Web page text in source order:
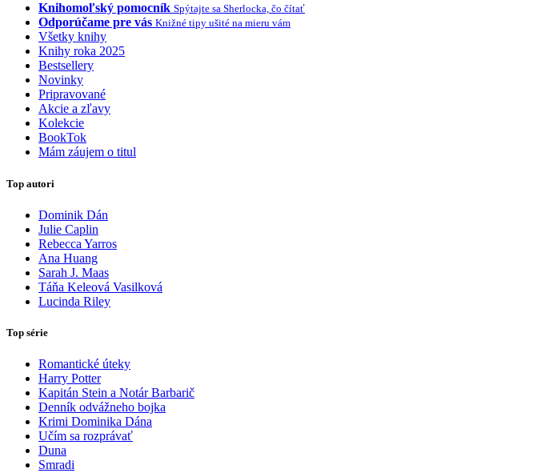
Knihomoľský pomocník Spýtajte sa Sherlocka, čo čítať
Odporúčame pre vás Knižné tipy ušité na mieru vám
Všetky knihy
Knihy roka 2025
Bestsellery
Novinky
Pripravované
Akcie a zľavy
Kolekcie
BookTok
Mám záujem o titul
Top autori
Dominik Dán
Julie Caplin
Rebecca Yarros
Ana Huang
Sarah J. Maas
Táňa Keleová Vasilková
Lucinda Riley
Top série
Romantické úteky
Harry Potter
Kapitán Stein a Notár Barbarič
Denník odvážneho bojka
Krimi Dominika Dána
Učím sa rozprávať
Duna
Smradi